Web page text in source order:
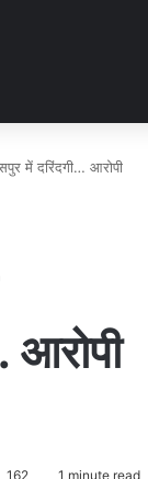
में दरिंदगी… आरोपी
आरोपी
162 1 minute read